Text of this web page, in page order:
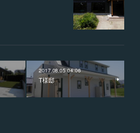
2017.08.05 04:06
T様邸